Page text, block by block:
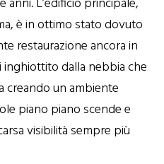
è in ottimo stato dovuto
restaurazione ancora in
inghiottito dalla nebbia che
creando un ambiente
piano piano scende e
visibilità sempre più